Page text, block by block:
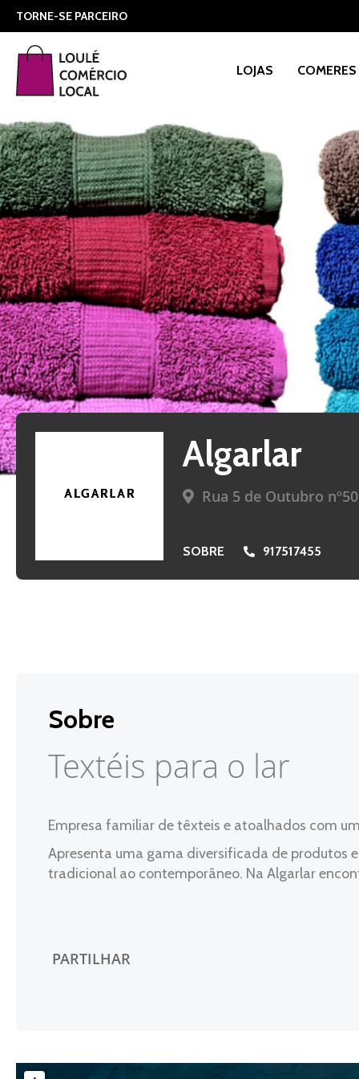
TORNE-SE PARCEIRO
LOJAS
Algarlar
Rua 5 de Outubro
SOBRE 917517455
Sobre
Textéis para o lar
Empresa familiar de têxteis e atoalhados com
Apresenta uma gama diversificada de produtos
tradicional ao contemporâneo. Na Algarlar
PARTILHAR